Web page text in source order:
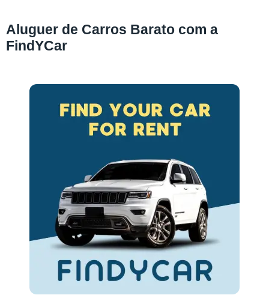
Aluguer de Carros Barato com a
FindYCar